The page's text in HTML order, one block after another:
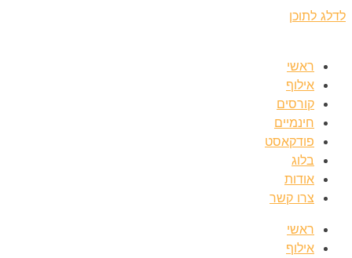
לדלג לתוכן
ראשי
אילוף
קורסים
חינמיים
פודקאסט
בלוג
אודות
צרו קשר
ראשי
אילוף